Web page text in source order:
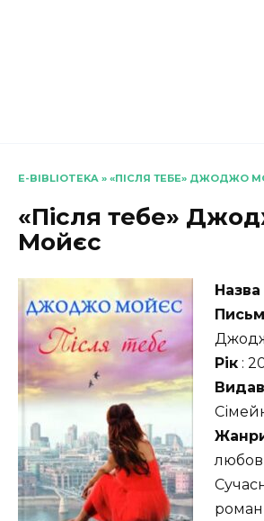
E-BIBLIOTEKA » «ПІСЛЯ ТЕБЕ» ДЖОДЖО
«Після тебе»
Мойєс
Назва
Рік :